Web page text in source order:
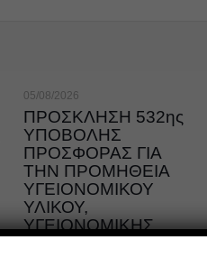
05/08/2026
ΠΡΟΣΚΛΗΣΗ 532ης
ΥΠΟΒΟΛΗΣ
ΠΡΟΣΦΟΡΑΣ ΓΙΑ
ΤΗΝ ΠΡΟΜΗΘΕΙΑ
ΥΓΕΙΟΝΟΜΙΚΟΥ
ΥΛΙΚΟΥ,
ΥΓΕΙΟΝΟΜΙΚΗΣ